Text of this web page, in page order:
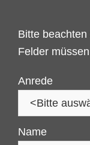
Bitte
Felder
Anrede
Name